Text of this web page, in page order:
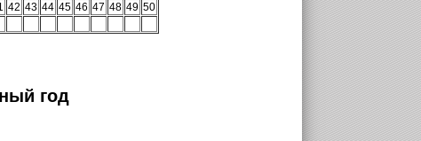
42 43 44 45 46 47 48 49 50
год